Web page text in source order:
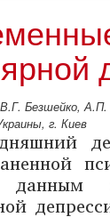
Безшейко, А.П.
г. Киев
данным